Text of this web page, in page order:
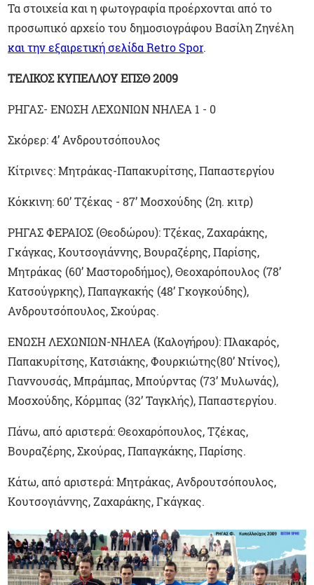
Τα στοιχεία και η φωτογραφία προέρχονται από το
προσωπικό αρχείο του δημοσιογράφου Βασίλη Ζηνέλη
και την εξαιρετική σελίδα Retro Spor.
ΤΕΛΙΚΟΣ ΚΥΠΕΛΛΟΥ ΕΠΣΘ 2009
ΡΗΓΑΣ- ΕΝΩΣΗ ΛΕΧΩΝΙΩΝ ΝΗΛΕΑ 1 - 0
Σκόρερ: 4’ Ανδρουτσόπουλος
Κίτρινες: Μητράκας-Παπακυρίτσης, Παπαστεργίου
Κόκκινη: 60’ Τζέκας - 87’ Μοσχούδης (2η. κιτρ)
ΡΗΓΑΣ ΦΕΡΑΙΟΣ (Θεοδώρου): Τζέκας, Ζαχαράκης,
Γκάγκας, Κουτσογιάννης, Βουραζέρης, Παρίσης,
Μητράκας (60’ Μαστοροδήμος), Θεοχαρόπουλος (78’
Κατσούγρκης), Παπαγκακής (48’ Γκογκούδης),
Ανδρουτσόπουλος, Σκούρας.
ΕΝΩΣΗ ΛΕΧΩΝΙΩΝ-ΝΗΛΕΑ (Καλογήρου): Πλακαρός,
Παπακυρίτσης, Κατσιάκης, Φουρκιώτης(80’ Ντίνος),
Γιαννουσάς, Μπράμπας, Μπούρντας (73’ Μυλωνάς),
Μοσχούδης, Κόρμπας (32’ Ταγκλής), Παπαστεργίου.
Πάνω, από αριστερά: Θεοχαρόπουλος, Τζέκας,
Βουραζέρης, Σκούρας, Παπαγκάκης, Παρίσης.
Κάτω, από αριστερά: Μητράκας, Ανδρουτσόπουλος,
Κουτσογιάννης, Ζαχαράκης, Γκάγκας.